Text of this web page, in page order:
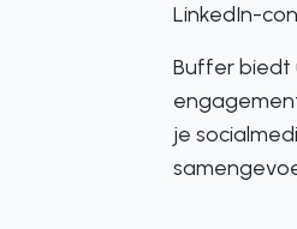
LinkedIn-
Buffer biedt
je